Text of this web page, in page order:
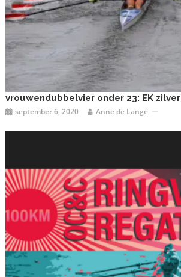
vrouwendubbelvier onder 23: EK zilver
september 6, 2020 Anne de Lange